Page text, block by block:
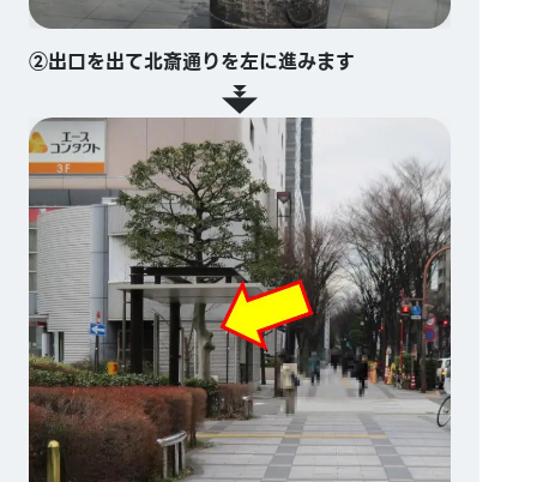
②出口を出て北斎通りを左に進みます